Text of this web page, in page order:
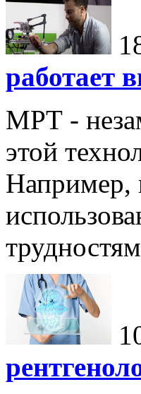
работает
МРТ -
этой
Например,